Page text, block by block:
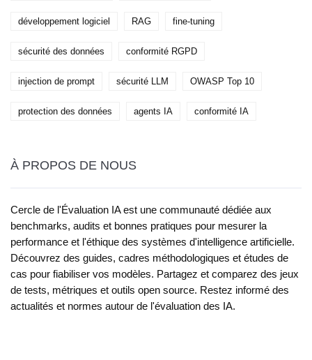
développement logiciel RAG fine-tuning
sécurité des données conformité RGPD
injection de prompt sécurité LLM OWASP Top 10
protection des données agents IA conformité IA
À PROPOS DE NOUS
Cercle de l'Évaluation IA est une communauté dédiée aux
benchmarks, audits et bonnes pratiques pour mesurer la
performance et l'éthique des systèmes d'intelligence artificielle.
Découvrez des guides, cadres méthodologiques et études de
cas pour fiabiliser vos modèles. Partagez et comparez des jeux
de tests, métriques et outils open source. Restez informé des
actualités et normes autour de l'évaluation des IA.